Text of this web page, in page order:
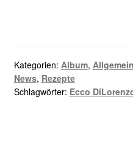
Kategorien: Album, Allgemein
News, Rezepte
Schlagwörter: Ecco